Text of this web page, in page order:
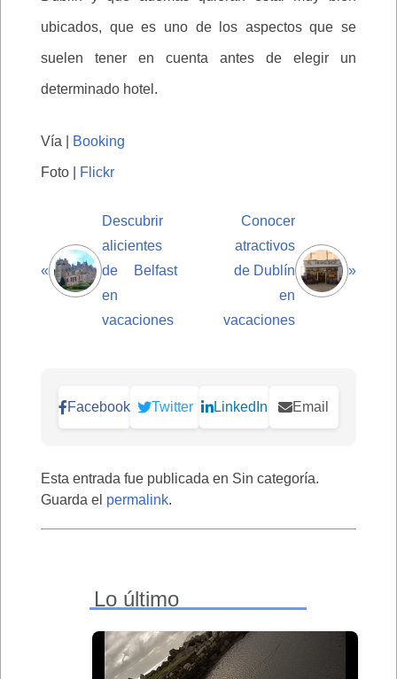
ubicados, que es uno de los aspectos que se
suelen tener en cuenta antes de elegir un
determinado hotel.
Vía | Booking
Foto | Flickr
«
Descubrir
alicientes
de Belfast
en
vacaciones
Conocer
atractivos
de Dublín
en
vacaciones
»
Facebook Twitter LinkedIn Email
Esta entrada fue publicada en Sin categoría.
Guarda el permalink.
Lo último